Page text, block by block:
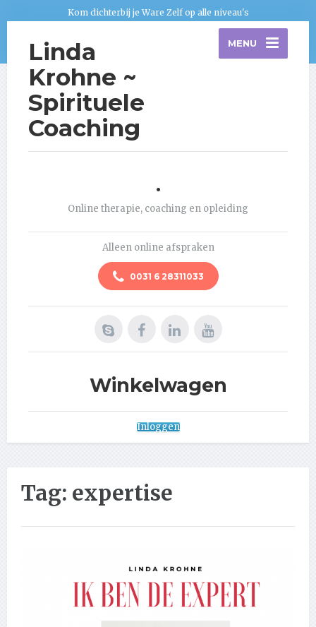
Kom dichterbij je Ware Zelf op alle niveau's
Linda
Krohne ~
Spirituele
Coaching
MENU
.
Online therapie, coaching en opleiding
Alleen online afspraken
0031 6 28311033
Winkelwagen
Inloggen
Tag: expertise